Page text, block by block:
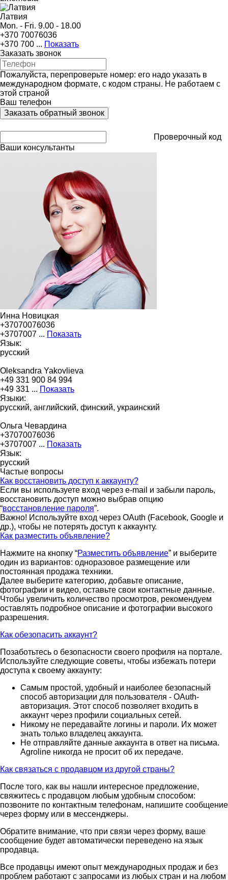
Латвия
Mon. - Fri. 9.00 - 18.00
+370 70076036
+370 700 ... Показать
Заказать звонок
Пожалуйста, перепроверьте номер: его надо указать в
международном формате, с кодом страны. Не работаем с
этой страной
Ваш телефон
Проверочный код
Ваши консультанты
Инна Новицкая
+37070076036
+3707007 ... Показать
Язык:
русский
Oleksandra Yakovlieva
+49 331 900 84 994
+49 331 ... Показать
Языки:
русский, английский, финский, украинский
Ольга Чевардина
+37070076036
+3707007 ... Показать
Язык:
русский
Частые вопросы
Как восстановить доступ к аккаунту?
Если вы используете вход через e-mail и забыли пароль,
восстановить доступ можно выбрав опцию
“восстановление пароля”.
Важно! Используйте вход через OAuth (Facebook, Google и
др.), чтобы не потерять доступ к аккаунту.
Как разместить объявление?
Нажмите на кнопку “Разместить объявление” и выберите
один из вариантов: одноразовое размещение или
постоянная продажа техники.
Далее выберите категорию, добавьте описание,
фотографии и видео, оставьте свои контактные данные.
Чтобы увеличить количество просмотров, рекомендуем
оставлять подробное описание и фотографии высокого
разрешения.
Как обезопасить аккаунт?
Позаботьтесь о безопасности своего профиля на портале.
Используйте следующие советы, чтобы избежать потери
доступа к своему аккаунту:
Самым простой, удобный и наиболее безопасный
способ авторизации для пользователя - OAuth-
авторизация. Этот способ позволяет входить в
аккаунт через профили социальных сетей.
Никому не передавайте логины и пароли. Их может
знать только владелец аккаунта.
Не отправляйте данные аккаунта в ответ на письма.
Agroline никогда не просит об их передаче.
Как связаться с продавцом из другой страны?
После того, как вы нашли интересное предложение,
свяжитесь с продавцом любым удобным способом:
позвоните по контактным телефонам, напишите сообщение
через форму или в мессенджеры.
Обратите внимание, что при связи через форму, ваше
сообщение будет автоматически переведено на язык
продавца.
Все продавцы имеют опыт международных продаж и без
проблем работают с запросами из любых стран и на любом